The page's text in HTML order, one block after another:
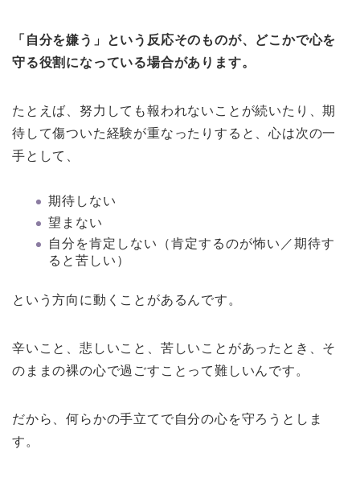
「自分を嫌う」という反応そのものが、どこかで心を
守る役割になっている場合があります。
たとえば、努力しても報われないことが続いたり、期
待して傷ついた経験が重なったりすると、心は次の一
手として、
期待しない
望まない
自分を肯定しない（肯定するのが怖い／期待す
ると苦しい）
という方向に動くことがあるんです。
辛いこと、悲しいこと、苦しいことがあったとき、そ
のままの裸の心で過ごすことって難しいんです。
だから、何らかの手立てで自分の心を守ろうとしま
す。